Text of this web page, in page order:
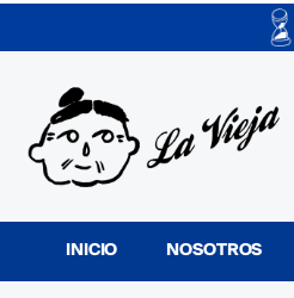
INICIO NOSOTROS